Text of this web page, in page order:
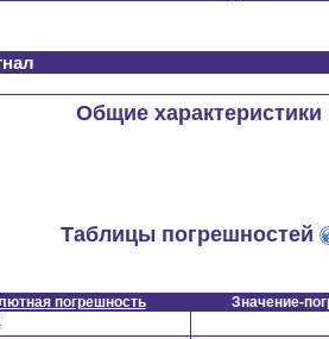
Общие характеристики
Таблицы погрешностей
погрешность Значение-